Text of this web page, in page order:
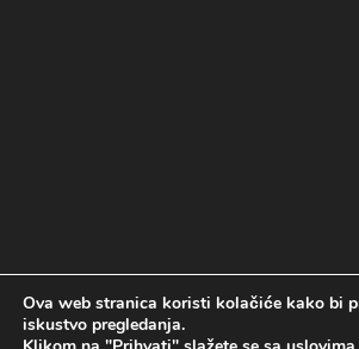
Politika kolačića
Politika
Uslovi korištenja
Ova web stranica koristi kolačiće kako bi
iskustvo pregledanja.